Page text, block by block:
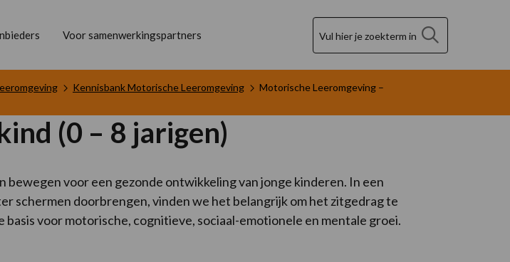
Voor samenwerkingspartners
Kennisbank Motorische Leeromgeving
Motorische Leeromgeving –
(0 – 8 jarigen)
bewegen voor een gezonde ontwikkeling van jonge kinderen. In een
schermen doorbrengen, vinden we het belangrijk om het zitgedrag te
voor motorische, cognitieve, sociaal-emotionele en mentale groei.